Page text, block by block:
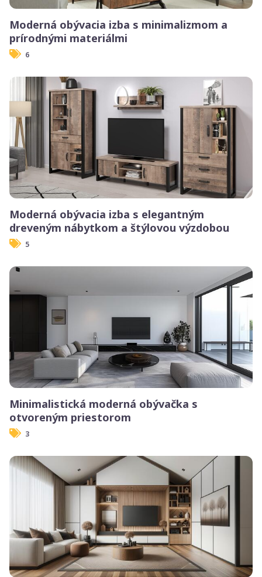
Moderná obývacia izba s minimalizmom a
prírodnými materiálmi
6
Moderná obývacia izba s elegantným
dreveným nábytkom a štýlovou výzdobou
5
Minimalistická moderná obývačka s
otvoreným priestorom
3